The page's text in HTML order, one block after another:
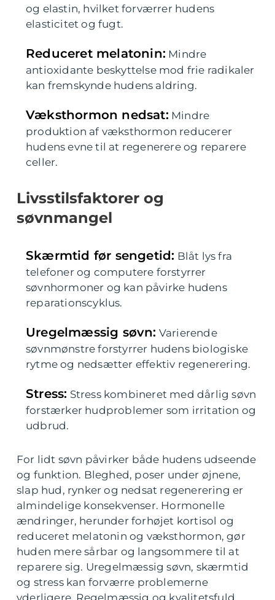
og elastin, hvilket forværrer hudens
elasticitet og fugt.
Reduceret melatonin: Mindre
antioxidante beskyttelse mod frie radikaler
kan fremskynde hudens aldring.
Væksthormon nedsat: Mindre
produktion af væksthormon reducerer
hudens evne til at regenerere og reparere
celler.
Livsstilsfaktorer og
søvnmangel
Skærmtid før sengetid: Blåt lys fra
telefoner og computere forstyrrer
søvnhormoner og kan påvirke hudens
reparationscyklus.
Uregelmæssig søvn: Varierende
søvnmønstre forstyrrer hudens biologiske
rytme og nedsætter effektiv regenerering.
Stress: Stress kombineret med dårlig søvn
forstærker hudproblemer som irritation og
udbrud.
For lidt søvn påvirker både hudens udseende
og funktion. Bleghed, poser under øjnene,
slap hud, rynker og nedsat regenerering er
almindelige konsekvenser. Hormonelle
ændringer, herunder forhøjet kortisol og
reduceret melatonin og væksthormon, gør
huden mere sårbar og langsommere til at
reparere sig. Uregelmæssig søvn, skærmtid
og stress kan forværre problemerne
yderligere. Regelmæssig og kvalitetsfuld